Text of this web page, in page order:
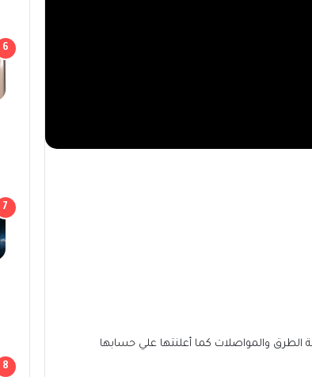
الطرق والمواصلات كما أعلنتها علي حسابها